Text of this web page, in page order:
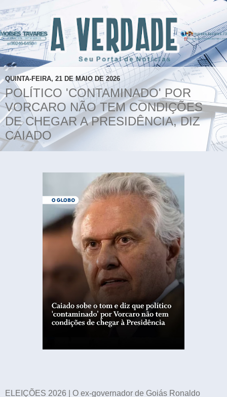
QUINTA-FEIRA, 21 DE MAIO DE 2026
POLÍTICO 'CONTAMINADO' POR
VORCARO NÃO TEM CONDIÇÕES
DE CHEGAR A PRESIDÊNCIA, DIZ
CAIADO
ELEIÇÕES 2026 | O ex-governador de Goiás Ronaldo